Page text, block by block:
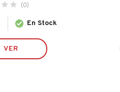
(0)
En Stock
VER